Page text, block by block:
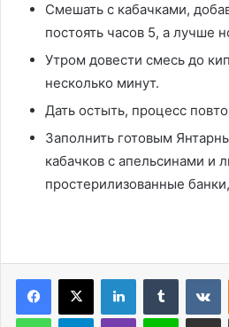
Смешать с кабачками,
постоять часов 5, а лучше
Утром довести смесь до
несколько минут.
Дать остыть, процесс
Заполнить готовым
кабачков с апельсинами и
простерилизованные банки,
LinkedInTumblr
WhatsAppTelegramViber Line